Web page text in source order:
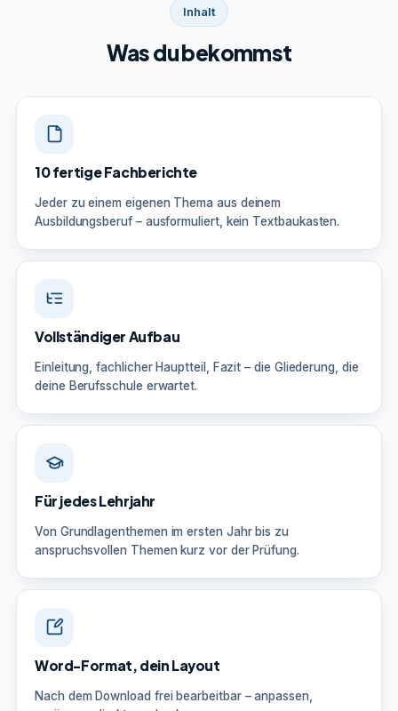
Inhalt
Was du bekommst
10 fertige Fachberichte
Jeder zu einem eigenen Thema aus deinem
Ausbildungsberuf – ausformuliert, kein Textbaukasten.
Vollständiger Aufbau
Einleitung, fachlicher Hauptteil, Fazit – die Gliederung, die
deine Berufsschule erwartet.
Für jedes Lehrjahr
Von Grundlagenthemen im ersten Jahr bis zu
anspruchsvollen Themen kurz vor der Prüfung.
Word-Format, dein Layout
Nach dem Download frei bearbeitbar – anpassen,